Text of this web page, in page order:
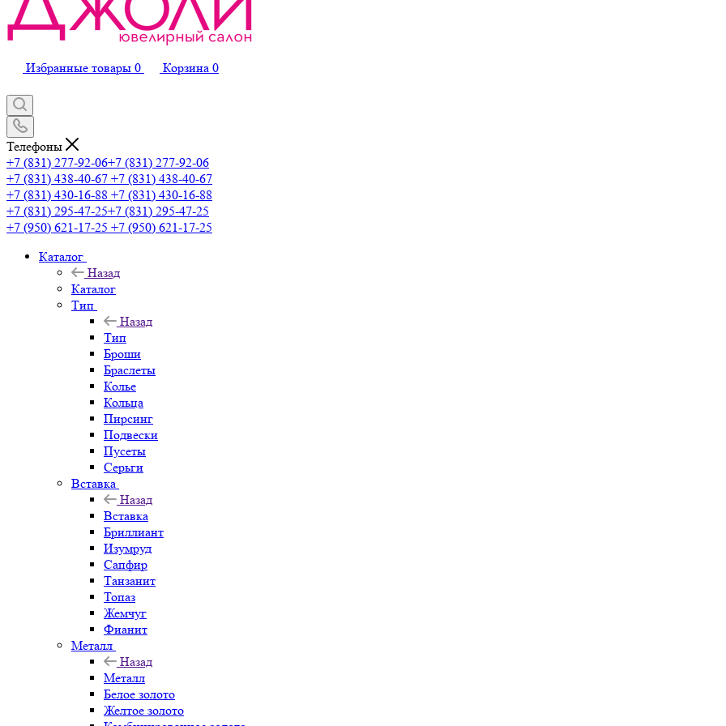
Избранные товары 0 Корзина 0
Телефоны
+7 (831) 277-92-06+7 (831) 277-92-06
+7 (831) 438-40-67 +7 (831) 438-40-67
+7 (831) 430-16-88 +7 (831) 430-16-88
+7 (831) 295-47-25+7 (831) 295-47-25
+7 (950) 621-17-25 +7 (950) 621-17-25
Каталог
Назад
Каталог
Тип
Назад
Тип
Броши
Браслеты
Колье
Кольца
Пирсинг
Подвески
Пусеты
Серьги
Вставка
Назад
Вставка
Бриллиант
Изумруд
Сапфир
Танзанит
Топаз
Жемчуг
Фианит
Металл
Назад
Металл
Белое золото
Желтое золото